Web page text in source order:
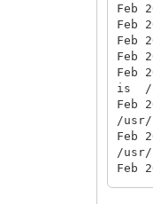
Feb
Feb
Feb
Feb
Feb
is /
Feb
/
Feb
/usr/
Feb